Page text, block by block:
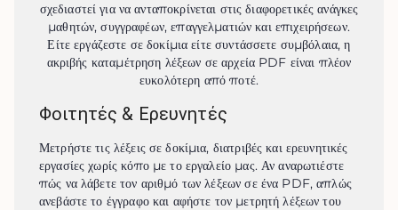
σχεδιαστεί για να ανταποκρίνεται στις διαφορετικές ανάγκες
μαθητών, συγγραφέων, επαγγελματιών και επιχειρήσεων.
Είτε εργάζεστε σε δοκίμια είτε συντάσσετε συμβόλαια, η
ακριβής καταμέτρηση λέξεων σε αρχεία PDF είναι πλέον
ευκολότερη από ποτέ.
Φοιτητές & Ερευνητές
Μετρήστε τις λέξεις σε δοκίμια, διατριβές και ερευνητικές
εργασίες χωρίς κόπο με το εργαλείο μας. Αν αναρωτιέστε
πώς να λάβετε τον αριθμό των λέξεων σε ένα PDF, απλώς
ανεβάστε το έγγραφο και αφήστε τον μετρητή λέξεων του